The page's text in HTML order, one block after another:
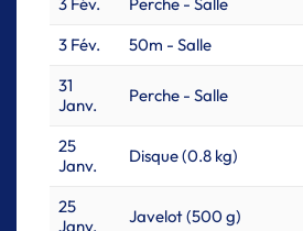
3 Fév.
50m - Salle
31
Janv.
Perche - Salle
25
Janv.
Disque (0.8 kg)
25
Janv.
Javelot (500 g)